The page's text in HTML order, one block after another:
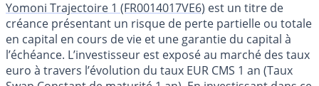
Yomoni Trajectoire 1 (FR0014017VE6) est un titre de
créance présentant un risque de perte partielle ou totale
en capital en cours de vie et une garantie du capital à
l’échéance. L’investisseur est exposé au marché des taux
euro à travers l’évolution du taux EUR CMS 1 an (Taux